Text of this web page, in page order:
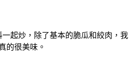
起炒，除了基本的脆瓜和絞肉，我
的很美味。